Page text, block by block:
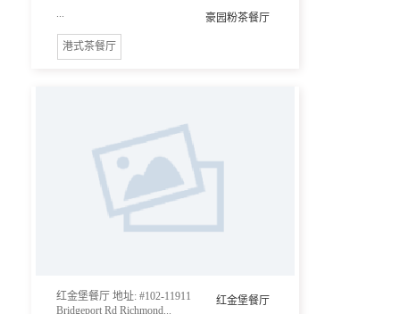
豪园粉茶餐厅
港式茶餐厅
红金堡餐厅
红金堡餐厅 地址: #102-11911
Bridgeport Rd Richmond...